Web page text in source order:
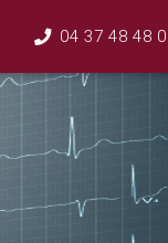
04 37 48 48